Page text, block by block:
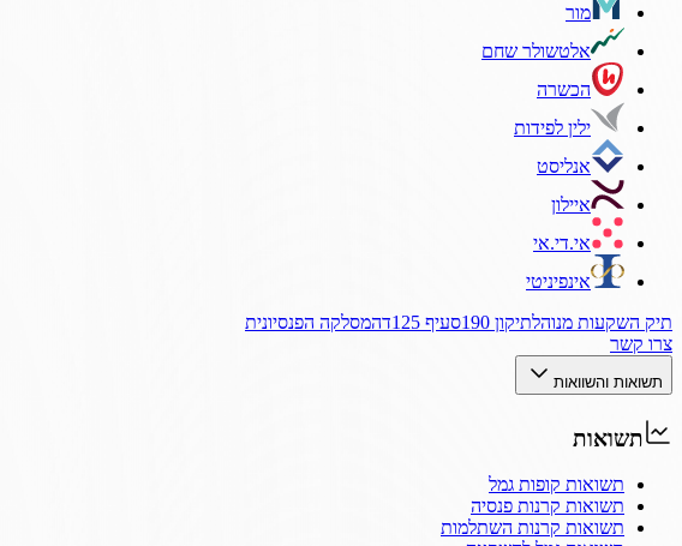
מור
אלטשולר שחם
הכשרה
ילין לפידות
אנליסט
איילון
אי.די.אי
אינפיניטי
תיק השקעות מנוהלתיקון 190 סעיף 125ד
המסלקה הפנסיונית
צרו קשר
תשואות והשוואות
תשואות
תשואות קופות גמל
תשואות קרנות פנסיה
תשואות קרנות השתלמות